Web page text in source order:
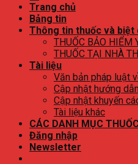
Trang chủ
Bảng tin
Thông tin thuốc và biệt
THUỐC BẢO HIỂM
THUỐC TẠI NHÀ
Tài liệu
Văn bản pháp luật
Cập nhật hướng
Cập nhật khuyến
Tài liệu khác
CÁC DANH MỤC
Đăng nhập
Newsletter